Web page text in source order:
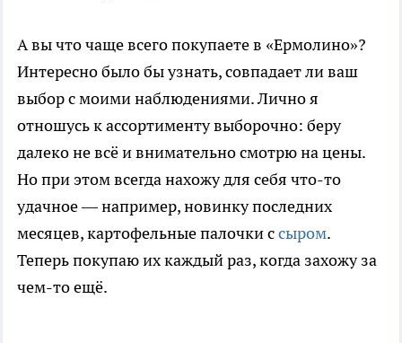
А вы что чаще всего покупаете в «Ермолино»?
Интересно было бы узнать, совпадает ли ваш
выбор с моими наблюдениями. Лично я
отношусь к ассортименту выборочно: беру
далеко не всё и внимательно смотрю на цены.
Но при этом всегда нахожу для себя что-то
удачное — например, новинку последних
месяцев, картофельные палочки ссыром.
Теперь покупаю их каждый раз, когда захожу за
чем-то ещё.